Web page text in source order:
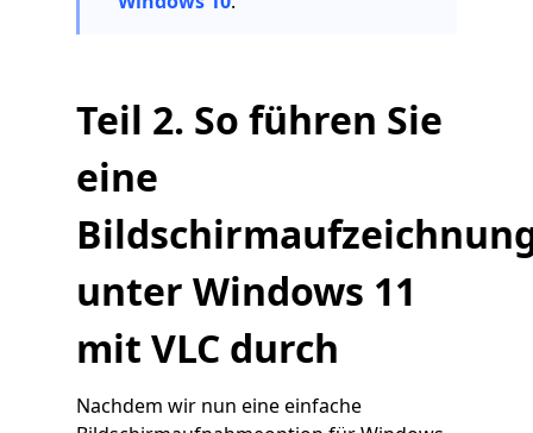
Teil 2. So führen Sie
eine
unter Windows 11
mit VLC durch
Nachdem wir nun eine einfache